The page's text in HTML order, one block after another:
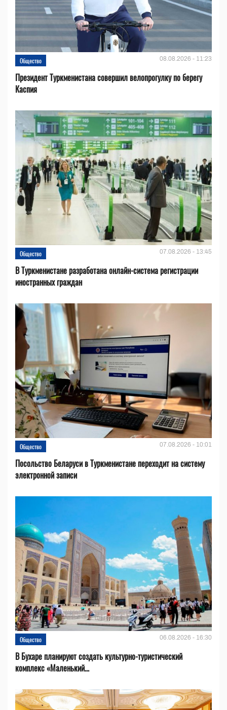
Общество 08.08.2026 - 11:23
Президент Туркменистана совершил велопрогулку по берегу
Каспия
Общество 07.08.2026 - 13:45
В Туркменистане разработана онлайн-система регистрации
иностранных граждан
Общество 07.08.2026 - 10:01
Посольство Беларуси в Туркменистане переходит на систему
электронной записи
Общество 06.08.2026 - 16:30
В Бухаре планируют создать культурно-туристический
комплекс «Маленький...